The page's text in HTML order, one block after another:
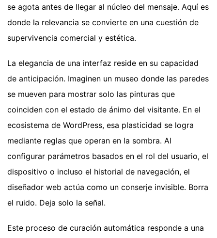
se agota antes de llegar al núcleo del mensaje. Aquí es
donde la relevancia se convierte en una cuestión de
supervivencia comercial y estética.
La elegancia de una interfaz reside en su capacidad
de anticipación. Imaginen un museo donde las paredes
se mueven para mostrar solo las pinturas que
coinciden con el estado de ánimo del visitante. En el
ecosistema de WordPress, esa plasticidad se logra
mediante reglas que operan en la sombra. Al
configurar parámetros basados en el rol del usuario, el
dispositivo o incluso el historial de navegación, el
diseñador web actúa como un conserje invisible. Borra
el ruido. Deja solo la señal.
Este proceso de curación automática responde a una